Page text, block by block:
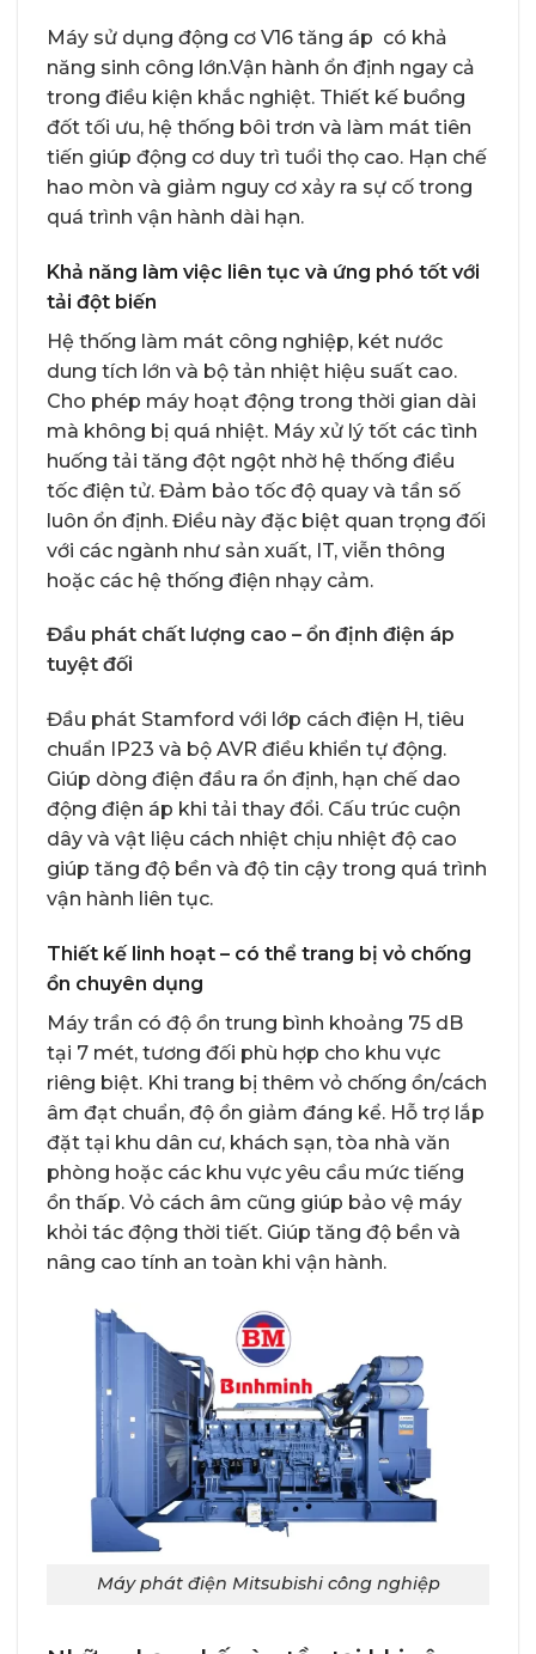
Máy sử dụng động cơ V16 tăng áp có khả
năng sinh công lớn.Vận hành ổn định ngay cả
trong điều kiện khắc nghiệt. Thiết kế buồng
đốt tối ưu, hệ thống bôi trơn và làm mát tiên
tiến giúp động cơ duy trì tuổi thọ cao. Hạn chế
hao mòn và giảm nguy cơ xảy ra sự cố trong
quá trình vận hành dài hạn.
Khả năng làm việc liên tục và ứng phó tốt với
tải đột biến
Hệ thống làm mát công nghiệp, két nước
dung tích lớn và bộ tản nhiệt hiệu suất cao.
Cho phép máy hoạt động trong thời gian dài
mà không bị quá nhiệt. Máy xử lý tốt các tình
huống tải tăng đột ngột nhờ hệ thống điều
tốc điện tử. Đảm bảo tốc độ quay và tần số
luôn ổn định. Điều này đặc biệt quan trọng đối
với các ngành như sản xuất, IT, viễn thông
hoặc các hệ thống điện nhạy cảm.
Đầu phát chất lượng cao – ổn định điện áp
tuyệt đối
Đầu phát Stamford với lớp cách điện H, tiêu
chuẩn IP23 và bộ AVR điều khiển tự động.
Giúp dòng điện đầu ra ổn định, hạn chế dao
động điện áp khi tải thay đổi. Cấu trúc cuộn
dây và vật liệu cách nhiệt chịu nhiệt độ cao
giúp tăng độ bền và độ tin cậy trong quá trình
vận hành liên tục.
Thiết kế linh hoạt – có thể trang bị vỏ chống
ồn chuyên dụng
Máy trần có độ ồn trung bình khoảng 75 dB
tại 7 mét, tương đối phù hợp cho khu vực
riêng biệt. Khi trang bị thêm vỏ chống ồn/cách
âm đạt chuẩn, độ ồn giảm đáng kể. Hỗ trợ lắp
đặt tại khu dân cư, khách sạn, tòa nhà văn
phòng hoặc các khu vực yêu cầu mức tiếng
ồn thấp. Vỏ cách âm cũng giúp bảo vệ máy
khỏi tác động thời tiết. Giúp tăng độ bền và
nâng cao tính an toàn khi vận hành.
Máy phát điện Mitsubishi công nghiệp